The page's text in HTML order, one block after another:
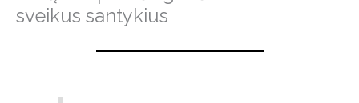
sveikus santykius